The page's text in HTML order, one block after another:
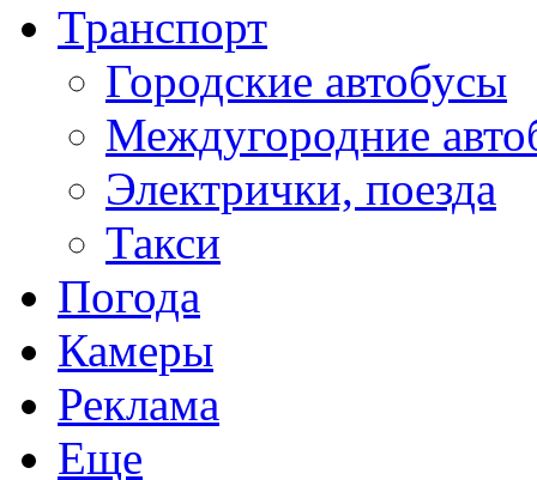
Транспорт
Городские автобусы
Междугородние
Электрички, поезда
Такси
Погода
Камеры
Реклама
Еще